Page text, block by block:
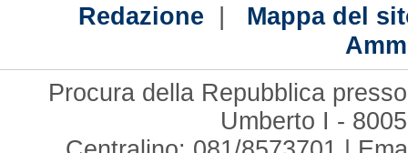
Redazione | Mappa del
Procura della Repubblica
Umberto I -